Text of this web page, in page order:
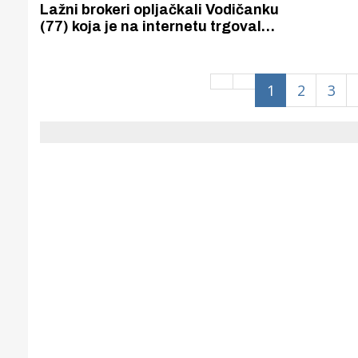
Lažni brokeri opljačkali Vodičanku
(77) koja je na internetu trgovala
1 2 3